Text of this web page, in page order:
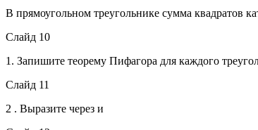
В прямоугольном треугольнике сумма квадратов
Слайд 10
1. Запишите теорему Пифагора для каждого
Слайд 11
2 . Выразите через и